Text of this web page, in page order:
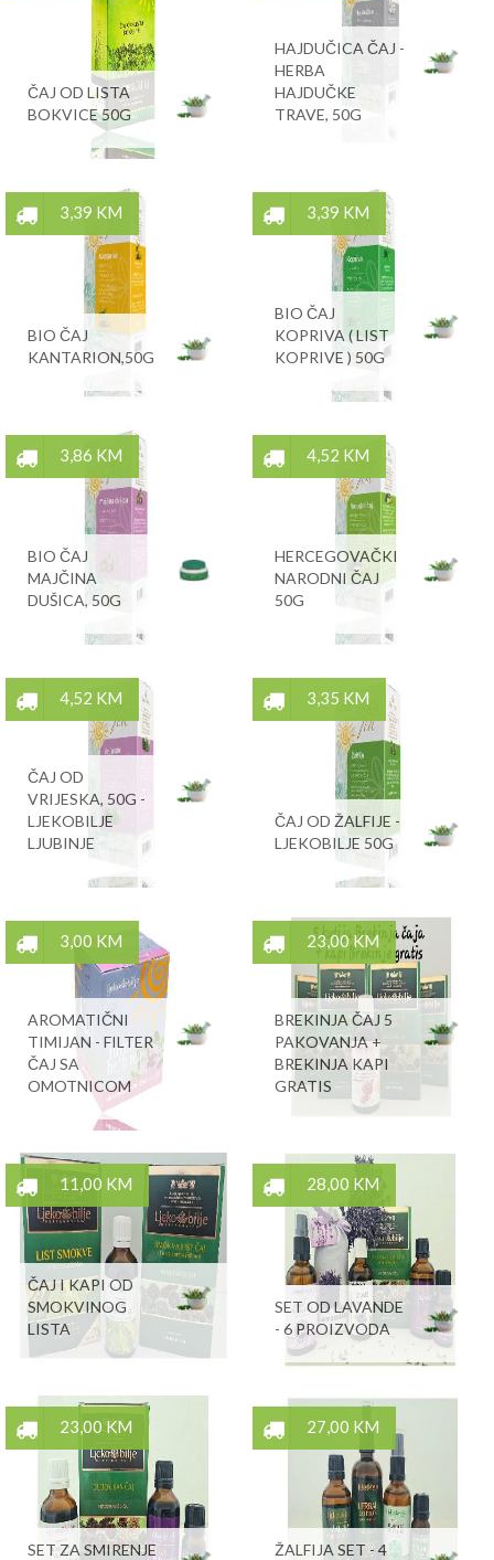
ČAJ OD LISTA
BOKVICE 50G
HAJDUČICA ČAJ -
HERBA
HAJDUČKE
TRAVE, 50G
3,39 KM
BIO ČAJ
KANTARION,50G
3,39 KM
BIO ČAJ
KOPRIVA ( LIST
KOPRIVE ) 50G
3,86 KM
BIO ČAJ
MAJČINA
DUŠICA, 50G
4,52 KM
HERCEGOVAČKI
NARODNI ČAJ
50G
4,52 KM
ČAJ OD
VRIJESKA, 50G -
LJEKOBILJE
LJUBINJE
3,35 KM
ČAJ OD ŽALFIJE -
LJEKOBILJE 50G
3,00 KM
AROMATIČNI
TIMIJAN - FILTER
ČAJ SA
OMOTNICOM
23,00 KM
BREKINJA ČAJ 5
PAKOVANJA +
BREKINJA KAPI
GRATIS
11,00 KM
ČAJ I KAPI OD
SMOKVINOG
LISTA
28,00 KM
SET OD LAVANDE
- 6 PROIZVODA
23,00 KM
SET ZA SMIRENJE
27,00 KM
ŽALFIJA SET - 4